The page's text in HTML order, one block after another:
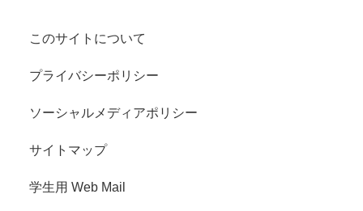
このサイトについて
プライバシーポリシー
ソーシャルメディアポリシー
サイトマップ
学生用 Web Mail